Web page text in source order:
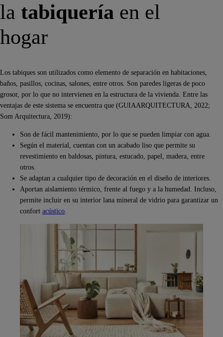
la tabiquería en el
hogar
Los tabiques son utilizados como elemento de separación en habitaciones,
baños, pasillos, cocinas, salones, entre otros. Son paredes ligeras de poco
grosor, por lo que no intervienen en la estructura de la vivienda. Entre las
ventajas de este sistema se encuentra que (GUIAARQUITECTURA, 2022;
Som Arquitectura, 2019):
Son de fácil mantenimiento, por lo que se pueden limpiar con agua.
Según el material, cuentan con un acabado liso que permite su
revestimiento en baldosas, pintura, estucado, papel, madera, entre
otros.
Se adaptan a cualquier tipo de decoración en el diseño de interiores.
Aportan aislamiento térmico, frente al fuego y a la humedad. Incluso,
permite incluir en su interior lana mineral de vidrio para garantizar un
confort acústico.